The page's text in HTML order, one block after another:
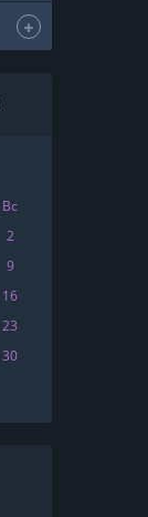
Вс
2
9
16
23
30